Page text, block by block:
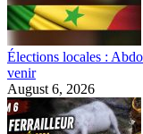
Élections locales :
venir
August 6, 2026